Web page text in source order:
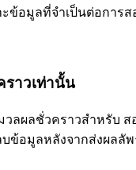
ข้อมูลที่จำเป็นต่อการส
ราวเท่านั้น
วลผลชั่วคราวสำหรับ ส
บข้อมูลหลังจากส่งผลลั